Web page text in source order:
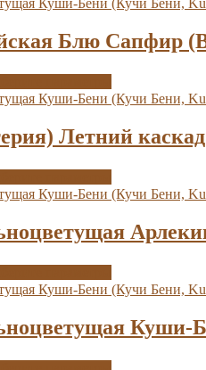
Блю Сапфир
Летний каскад
Куши-